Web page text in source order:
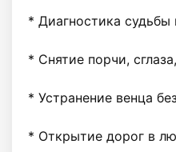
* Диагностика судьбы
* Снятие порчи,
* Устранение венца
* Открытие дорог в